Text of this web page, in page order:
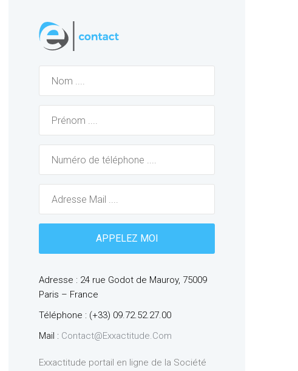
Adresse : 24 rue Godot de Mauroy, 75009
Paris – France
Téléphone : (+33) 09.72.52.27.00
Mail : Contact@exxactitude.com
Exxactitude portail en ligne de la Société